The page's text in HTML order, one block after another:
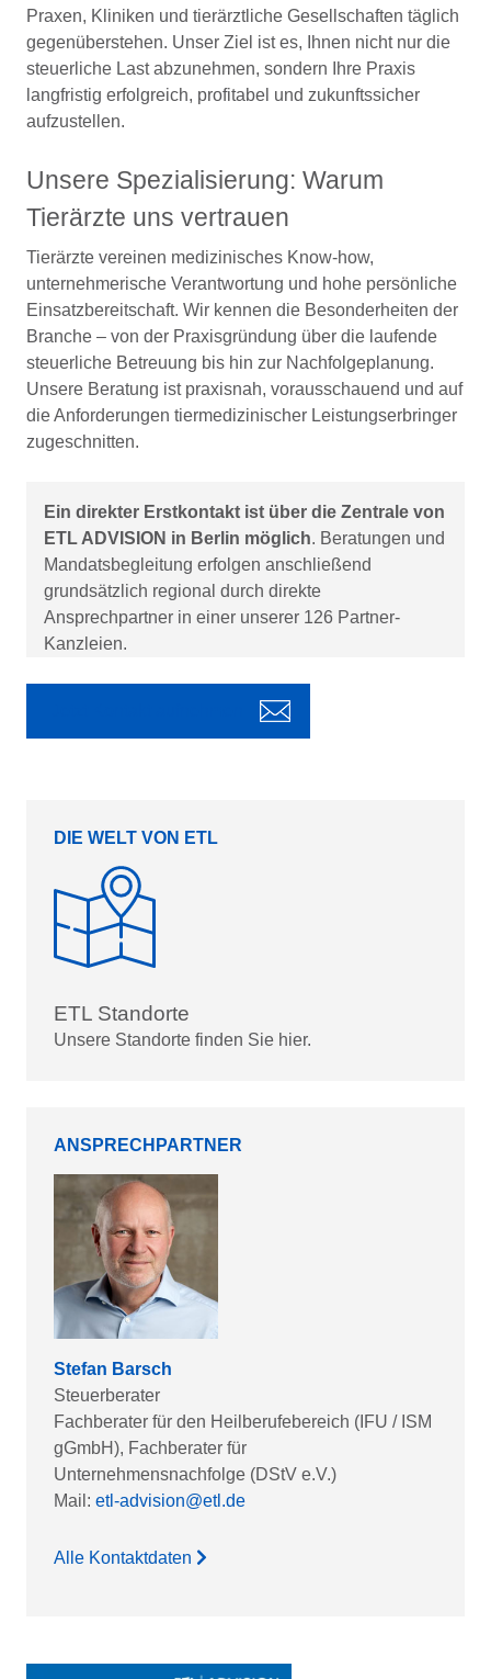
Praxen, Kliniken und tierärztliche Gesellschaften täglich
gegenüberstehen. Unser Ziel ist es, Ihnen nicht nur die
steuerliche Last abzunehmen, sondern Ihre Praxis
langfristig erfolgreich, profitabel und zukunftssicher
aufzustellen.
Unsere Spezialisierung: Warum
Tierärzte uns vertrauen
Tierärzte vereinen medizinisches Know-how,
unternehmerische Verantwortung und hohe persönliche
Einsatzbereitschaft. Wir kennen die Besonderheiten der
Branche – von der Praxisgründung über die laufende
steuerliche Betreuung bis hin zur Nachfolgeplanung.
Unsere Beratung ist praxisnah, vorausschauend und auf
die Anforderungen tiermedizinischer Leistungserbringer
zugeschnitten.
Ein direkter Erstkontakt ist über die Zentrale von
ETL ADVISION in Berlin möglich. Beratungen und
Mandatsbegleitung erfolgen anschließend
grundsätzlich regional durch direkte
Ansprechpartner in einer unserer 126 Partner-
Kanzleien.
DIE WELT VON ETL
ETL Standorte
Unsere Standorte finden Sie hier.
ANSPRECHPARTNER
Stefan Barsch
Steuerberater
Fachberater für den Heilberufebereich (IFU / ISM
gGmbH), Fachberater für
Unternehmensnachfolge (DStV e.V.)
Mail: etl-advision@etl.de
Alle Kontaktdaten